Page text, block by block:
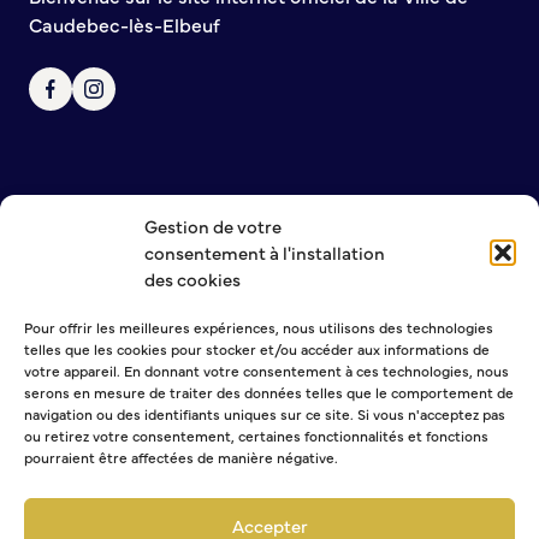
Gestion de votre
consentement à l'installation
des cookies
Pour offrir les meilleures expériences, nous utilisons des technologies
telles que les cookies pour stocker et/ou accéder aux informations de
votre appareil. En donnant votre consentement à ces technologies, nous
serons en mesure de traiter des données telles que le comportement de
navigation ou des identifiants uniques sur ce site. Si vous n'acceptez pas
ou retirez votre consentement, certaines fonctionnalités et fonctions
pourraient être affectées de manière négative.
Accepter
Caudebec-lès-Elbeuf
NOUS CONTACTER
MENTIONS LÉGALES
POLITIQUE DE CONFIDENTIALITÉ
NEWSLETTER